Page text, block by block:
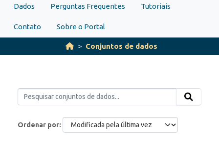
Dados Perguntas Frequentes Tutoriais
Contato Sobre o Portal
Conjuntos de dados
Ordenar por